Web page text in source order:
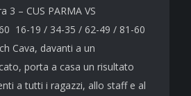
3 – CUS PARMA VS
16-19 / 34-35 / 62-49 / 81-60
Cava, davanti a un
porta a casa un risultato
a tutti i ragazzi, allo staff e al